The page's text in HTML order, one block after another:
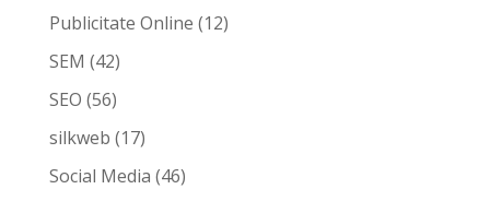
Publicitate Online (12)
SEM (42)
SEO (56)
silkweb (17)
Social Media (46)